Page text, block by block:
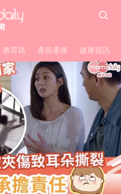
教育路 產前產後 健康資訊